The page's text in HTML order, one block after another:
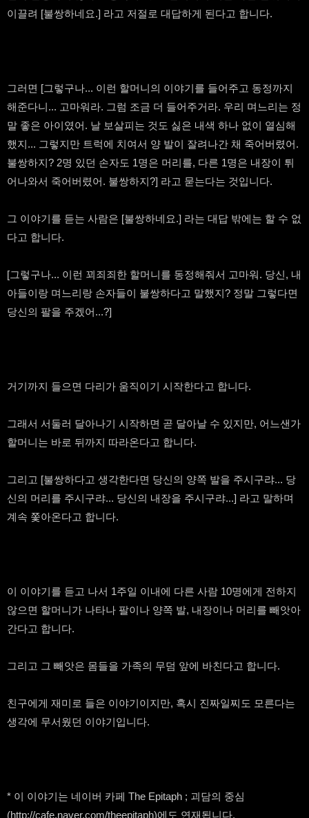
이끌려 [불쌍하네요.] 라고 저절로 대답하게 된다고 합니다.
그러면 [그렇구나... 이런 할머니의 이야기를 들어주고 동정까지
해준다니... 고마워라. 그럼 조금 더 들어주거라. 우리 며느리는 정
말 좋은 아이였어. 날 보살피는 것도 싫은 내색 하나 없이 열심해
했지... 그렇지만 트럭에 치여서 양 발이 잘려나간 채 죽어버렸어.
불쌍하지? 2명 있던 손자도 1명은 머리를, 다른 1명은 내장이 튀
어나와서 죽어버렸어. 불쌍하지?] 라고 묻는다는 것입니다.
그 이야기를 듣는 사람은 [불쌍하네요.] 라는 대답 밖에는 할 수 없
다고 합니다.
[그렇구나... 이런 꾀죄죄한 할머니를 동정해줘서 고마워. 당신, 내
아들이랑 며느리랑 손자들이 불쌍하다고 말했지? 정말 그렇다면
당신의 팔을 주겠어...?]
거기까지 들으면 다리가 움직이기 시작한다고 합니다.
그래서 서둘러 달아나기 시작하면 곧 달아날 수 있지만, 어느샌가
할머니는 바로 뒤까지 따라온다고 합니다.
그리고 [불쌍하다고 생각한다면 당신의 양쪽 발을 주시구랴... 당
신의 머리를 주시구랴... 당신의 내장을 주시구랴...] 라고 말하며
계속 쫓아온다고 합니다.
이 이야기를 듣고 나서 1주일 이내에 다른 사람 10명에게 전하지
않으면 할머니가 나타나 팔이나 양쪽 발, 내장이나 머리를 빼앗아
간다고 합니다.
그리고 그 빼앗은 몸들을 가족의 무덤 앞에 바친다고 합니다.
친구에게 재미로 들은 이야기이지만, 혹시 진짜일찌도 모른다는
생각에 무서웠던 이야기입니다.
* 이 이야기는 네이버 카페 The Epitaph ; 괴담의 중심
(http://cafe.naver.com/theepitaph)에도 연재됩니다.